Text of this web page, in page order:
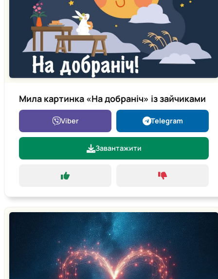
Мила картинка «На добраніч» із зайчиками
Viber Telegram
Завантажити